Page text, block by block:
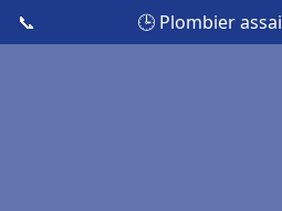
📞 🕒 Plombier